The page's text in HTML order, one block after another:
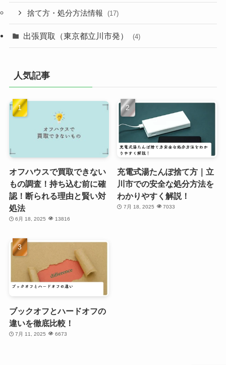
捨て方・処分方法情報 (17)
出張買取（東京都立川市発） (4)
人気記事
オフハウスで買取できない
もの調査！持ち込む前に確
認！断られる理由と賢い対
処法
6月 18, 2025 13816
充電式湯たんぽ捨て方｜立
川市での安全な処分方法を
わかりやすく解説！
7月 18, 2025 7033
ブックオフとハードオフの
違いを徹底比較！
7月 11, 2025 6673